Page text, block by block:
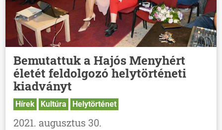
Bemutattuk a Hajós Menyhért
életét feldolgozó helytörténeti
kiadványt
Hírek Kultúra Helytörténet
2021. augusztus 30.